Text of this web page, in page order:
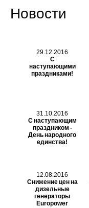
Новости
29.12.2016
С
наступающими
праздниками!
31.10.2016
С наступающим
праздником -
День народного
единства!
12.08.2016
Снижение цен на
дизельные
генераторы
Europower